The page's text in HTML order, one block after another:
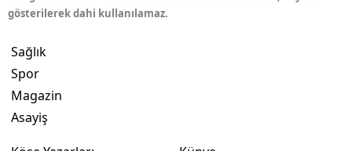
gösterilerek dahi kullanılamaz.
Sağlık
Spor
Magazin
Asayiş